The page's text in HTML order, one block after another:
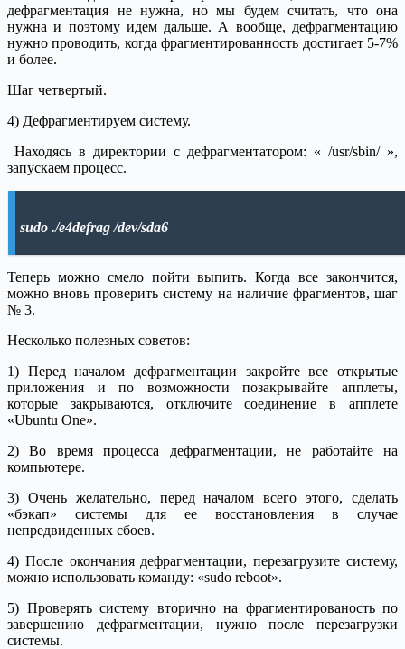
дефрагментация не нужна, но мы будем считать, что она
нужна и поэтому идем дальше. А вообще, дефрагментацию
нужно проводить, когда фрагментированность достигает 5-7%
и более.
Шаг четвертый.
4) Дефрагментируем систему.
Находясь в директории с дефрагментатором: « /usr/sbin/ »,
запускаем процесс.
sudo ./e4defrag /dev/sda6
Теперь можно смело пойти выпить. Когда все закончится,
можно вновь проверить систему на наличие фрагментов, шаг
№ 3.
Несколько полезных советов:
1) Перед началом дефрагментации закройте все открытые
приложения и по возможности позакрывайте апплеты,
которые закрываются, отключите соединение в апплете
«Ubuntu One».
2) Во время процесса дефрагментации, не работайте на
компьютере.
3) Очень желательно, перед началом всего этого, сделать
«бэкап» системы для ее восстановления в случае
непредвиденных сбоев.
4) После окончания дефрагментации, перезагрузите систему,
можно использовать команду: «sudo reboot».
5) Проверять систему вторично на фрагментированость по
завершению дефрагментации, нужно после перезагрузки
системы.